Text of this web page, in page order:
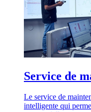
Service de
Le service de
intelligente qui